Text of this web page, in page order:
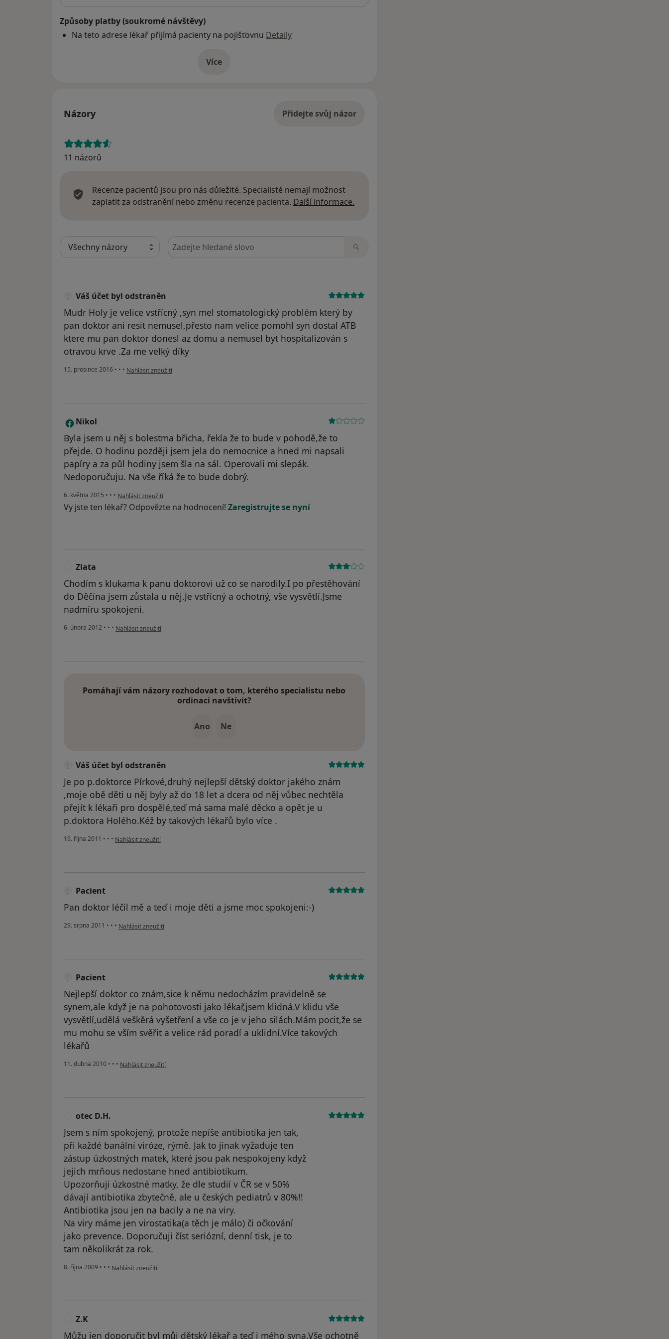
Způsoby platby (soukromé návštěvy)
Na teto adrese lékař přijímá pacienty na pojišťovnu Detaily
Víceo adrese
Názory Přidejte svůj názor
11 názorů
Recenze pacientů jsou pro nás důležité. Specialisté nemají možnost
zaplatit za odstranění nebo změnu recenze pacienta. Další informace.
Hledejte v názorech
Váš účet byl odstraněn
Mudr Holy je velice vstřícný ,syn mel stomatologický problém který by
pan doktor ani resit nemusel,přesto nam velice pomohl syn dostal ATB
ktere mu pan doktor donesl az domu a nemusel byt hospitalizován s
otravou krve .Za me velký díky
15. prosince 2016 • • • podle názoru uživatele Váš účet byl odstraněn
Nahlásit zneužití
N Nikol
Byla jsem u něj s bolestma břicha, řekla že to bude v pohodě,že to
přejde. O hodinu později jsem jela do nemocnice a hned mi napsali
papíry a za půl hodiny jsem šla na sál. Operovali mi slepák.
Nedoporučuju. Na vše říká že to bude dobrý.
6. května 2015 • • • podle názoru uživatele Nikol
Nahlásit zneužití
Vy jste ten lékař? Odpovězte na hodnocení! Zaregistrujte se nyní
Zlata
Chodím s klukama k panu doktorovi už co se narodily.I po přestěhování
do Děčína jsem zůstala u něj.Je vstřícný a ochotný, vše vysvětlí.Jsme
nadmíru spokojeni.
6. února 2012 • • • podle názoru uživatele Zlata
Nahlásit zneužití
Pomáhají vám názory rozhodovat o tom, kterého specialistu nebo
ordinaci navštívit?
Ano Ne
Váš účet byl odstraněn
Je po p.doktorce Pírkové,druhý nejlepší dětský doktor jakého znám
,moje obě děti u něj byly až do 18 let a dcera od něj vůbec nechtěla
přejít k lékaři pro dospělé,teď má sama malé děcko a opět je u
p.doktora Holého.Kéž by takových lékařů bylo více .
19. října 2011 • • • podle názoru uživatele Váš účet byl odstraněn
Nahlásit zneužití
Pacient
Pan doktor léčil mě a teď i moje děti a jsme moc spokojeni:-)
29. srpna 2011 • • • podle názoru uživatele Pacient
Nahlásit zneužití
Pacient
Nejlepší doktor co znám,sice k němu nedocházím pravidelně se
synem,ale když je na pohotovosti jako lékař,jsem klidná.V klidu vše
vysvětlí,udělá veškěrá vyšetření a vše co je v jeho silách.Mám pocit,že se
mu mohu se vším svěřit a velice rád poradí a uklidní.Více takových
lékařů
11. dubna 2010 • • • podle názoru uživatele Pacient
Nahlásit zneužití
otec D.H.
Jsem s ním spokojený, protože nepíše antibiotika jen tak,
při každé banální viróze, rýmě. Jak to jinak vyžaduje ten
zástup úzkostných matek, které jsou pak nespokojeny když
jejich mrňous nedostane hned antibiotikum.
Upozorňuji úzkostné matky, že dle studií v ČR se v 50%
dávají antibiotika zbytečně, ale u českých pediatrů v 80%!!
Antibiotika jsou jen na bacily a ne na viry.
Na viry máme jen virostatika(a těch je málo) či očkování
jako prevence. Doporučuji číst seriózní, denní tisk, je to
tam několikrát za rok.
8. října 2009 • • • podle názoru uživatele otec D.H.
Nahlásit zneužití
Z.K
Můžu jen doporučit byl můj dětský lékař a teď i mého syna.Vše ochotně